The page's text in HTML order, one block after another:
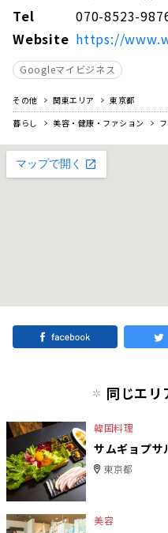
Tel
070-8523-
Website https://
Googleマイビジネス
その他 関東エリア
東京都
暮らし
美容・健康・ファション
同じエリ
韓国料理
サムギョプサ
東京都
美容